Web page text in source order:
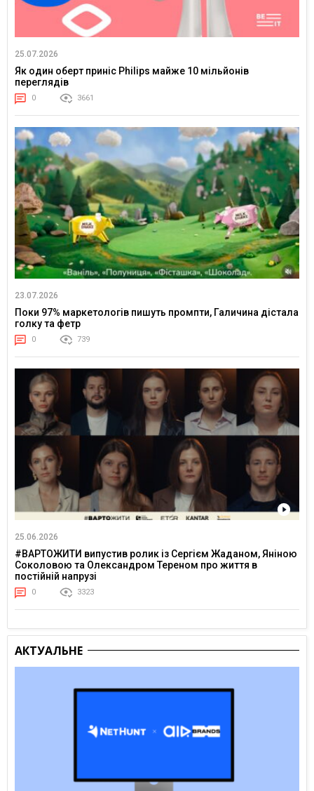
25.07.2026
Як один оберт приніс Philips майже 10 мільйонів
переглядів
0 3661
23.07.2026
Поки 97% маркетологів пишуть промпти, Галичина дістала
голку та фетр
0 739
25.06.2026
#ВАРТОЖИТИ випустив ролик із Сергієм Жаданом, Яніною
Соколовою та Олександром Тереном про життя в
постійній напрузі
0 3323
АКТУАЛЬНЕ